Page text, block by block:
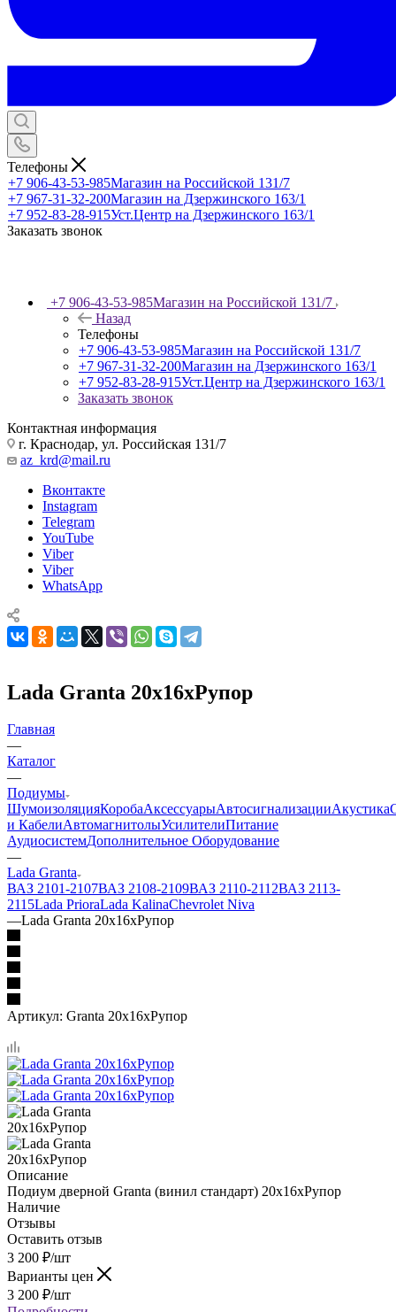
Телефоны
+7 906-43-53-985Магазин на Российской 131/7
+7 967-31-32-200Магазин на Дзержинского 163/1
+7 952-83-28-915Уст.Центр на Дзержинского 163/1
Заказать звонок
+7 906-43-53-985Магазин на Российской 131/7
Назад
Телефоны
+7 906-43-53-985Магазин на Российской 131/7
+7 967-31-32-200Магазин на Дзержинского 163/1
+7 952-83-28-915Уст.Центр на Дзержинского 163/1
Заказать звонок
Контактная информация
г. Краснодар, ул. Российская 131/7
az_krd@mail.ru
Вконтакте
Instagram
Telegram
YouTube
Viber
Viber
WhatsApp
Lada Granta 20x16xРупор
Главная
—
Каталог
—
Подиумы
ШумоизоляцияКоробаАксессуарыАвтосигнализацииАкустика
и КабелиАвтомагнитолыУсилителиПитание
АудиосистемДополнительное Оборудование
—
Lada Granta
ВАЗ 2101-2107ВАЗ 2108-2109ВАЗ 2110-2112ВАЗ 2113-
2115Lada PrioraLada KalinaChevrolet Niva
—Lada Granta 20x16xРупор
Артикул: Granta 20x16xРупор
Описание
Подиум дверной Granta (винил стандарт) 20x16xРупор
Наличие
Отзывы
Оставить отзыв
3 200 ₽/шт
Варианты цен
3 200 ₽/шт